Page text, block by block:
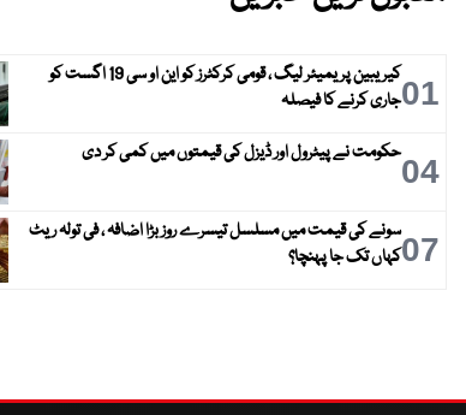
01
کیریبین پریمیئر لیگ ، قومی کرکٹرز کو این او سی 19 اگست کو
جاری کرنے کا فیصلہ
04حکومت نے پیٹرول اور ڈیزل کی قیمتوں میں کمی کر دی
07سونے کی قیمت میں مسلسل تیسرے روز بڑا اضافہ ، فی تولہ ریٹ
کہاں تک جا پہنچا؟